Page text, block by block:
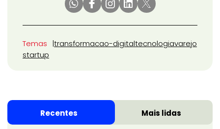
Temas transformacao-digitaltecnologiavarejo
startup
Recentes Mais lidas